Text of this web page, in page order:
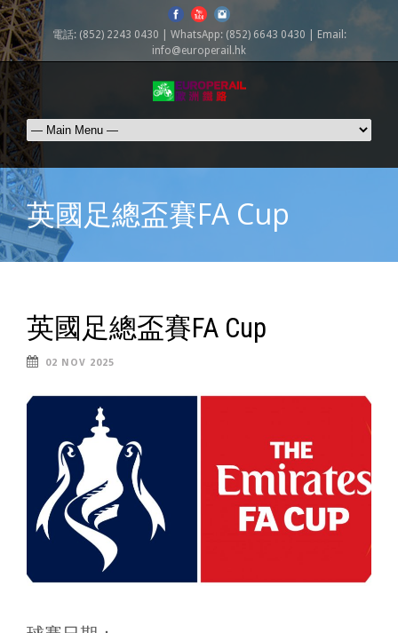
電話: (852) 2243 0430 | WhatsApp: (852) 6643 0430 | Email:
info@europerail.hk
英國足總盃賽FA Cup
英國足總盃賽FA Cup
02 NOV 2025